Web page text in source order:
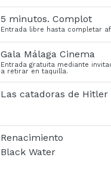
5 minutos. Complot
Entrada libre hasta completar
Gala Málaga Cinema
Entrada gratuita mediante
a retirar en taquilla.
Las catadoras de Hitler
Renacimiento
Black Water